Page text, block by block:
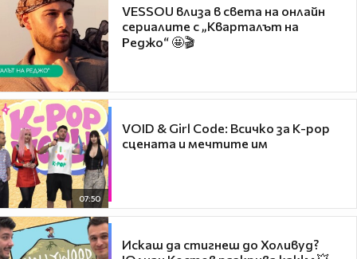
VESSOU влиза в света на онлайн
сериалите с „Кварталът на
Реджо“ 🤩🎬
07:50
VOID & Girl Code: Всичко за K-pop
сцената и мечтите им
Искаш да стигнеш до Холивуд?